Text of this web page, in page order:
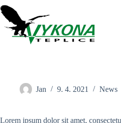
Skip
to
content
Jan 9. 4. 2021 News
Lorem ipsum dolor sit amet,